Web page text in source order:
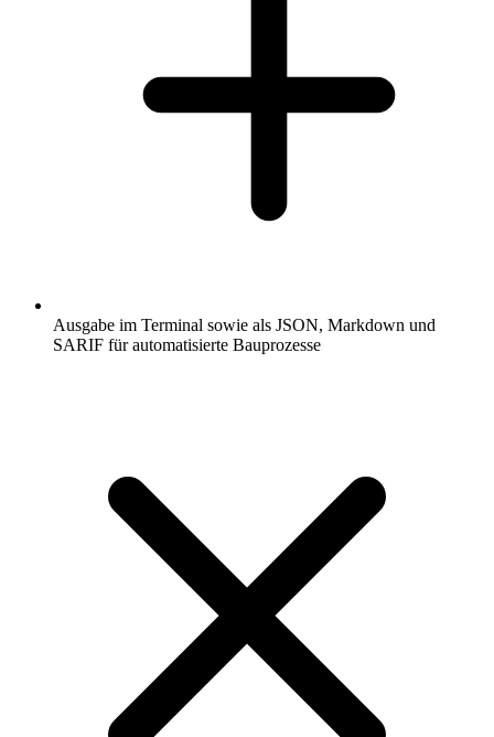
Ausgabe im Terminal sowie als JSON, Markdown und
SARIF für automatisierte Bauprozesse